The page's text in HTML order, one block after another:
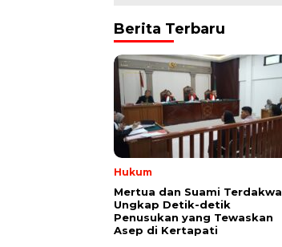
Berita Terbaru
Hukum
Mertua dan Suami Terdakwa
Ungkap Detik-detik
Penusukan yang Tewaskan
Asep di Kertapati